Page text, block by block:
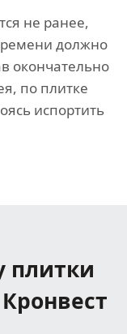
не ранее,
должно
окончательно
по плитке
испортить
плитки